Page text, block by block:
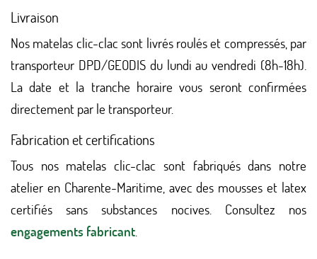
Livraison
Nos matelas clic-clac sont livrés roulés et compressés, par
transporteur DPD/GEODIS du lundi au vendredi (8h-18h).
La date et la tranche horaire vous seront confirmées
directement par le transporteur.
Fabrication et certifications
Tous nos matelas clic-clac sont fabriqués dans notre
atelier en Charente-Maritime, avec des mousses et latex
certifiés sans substances nocives. Consultez nos
engagements fabricant.